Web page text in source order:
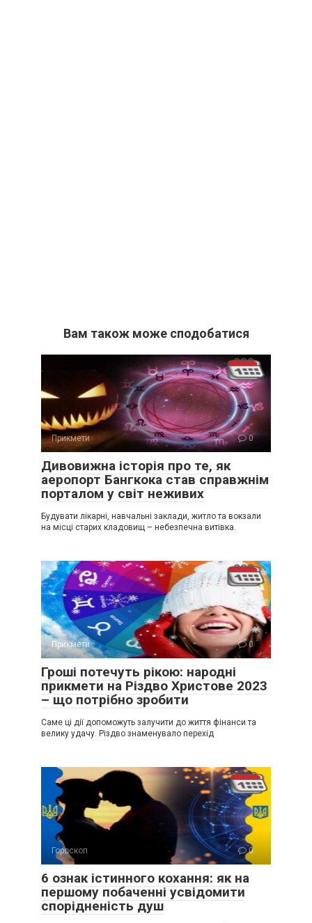
Вам також може сподобатися
Прикмети 0
Дивовижна історія про те, як
аеропорт Бангкока став справжнім
порталом у світ неживих
Будувати лікарні, навчальні заклади, житло та вокзали
на місці старих кладовищ – небезпечна витівка.
Прикмети 0
Гроші потечуть рікою: народні
прикмети на Різдво Христове 2023
– що потрібно зробити
Саме ці дії допоможуть залучити до життя фінанси та
велику удачу. Різдво знаменувало перехід
Гороскоп 0
6 ознак істинного кохання: як на
першому побаченні усвідомити
спорідненість душ